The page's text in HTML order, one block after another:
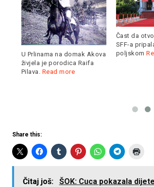
U Prlinama na domak Akova
živjela je porodica Raifa
Pilava.Read more
Čast da
SFF-a
poljskom
Share this:
Čitaj još:
ŠOK: Cuca pokazala